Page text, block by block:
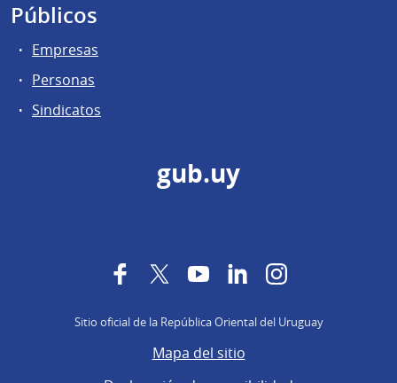
Públicos
Empresas
Personas
Sindicatos
gub.uy
FacebookTwitterYouTubeLinkedInInstagram
Sitio oficial de la República Oriental del Uruguay
Mapa del sitio